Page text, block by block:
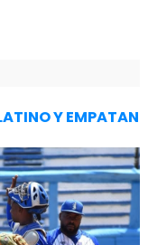
Y EMPATAN